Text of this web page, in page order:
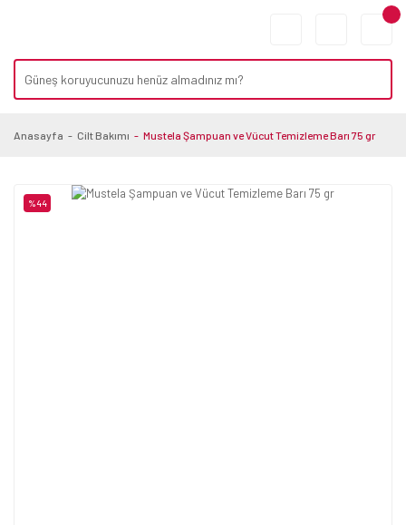
Anasayfa Cilt Bakımı Mustela Şampuan ve Vücut Temizleme Barı 75 gr
%44